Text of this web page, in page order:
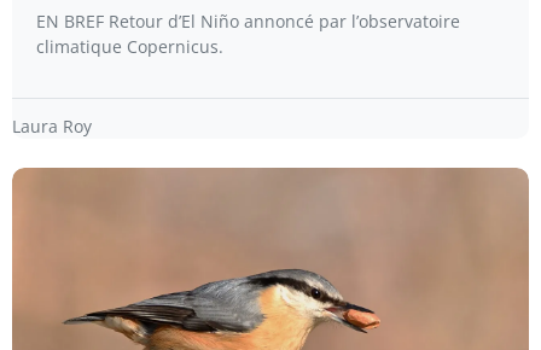
EN BREF Retour d’El Niño annoncé par l’observatoire
climatique Copernicus.
Laura Roy